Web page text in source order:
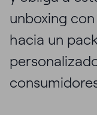
unboxing
hacia un